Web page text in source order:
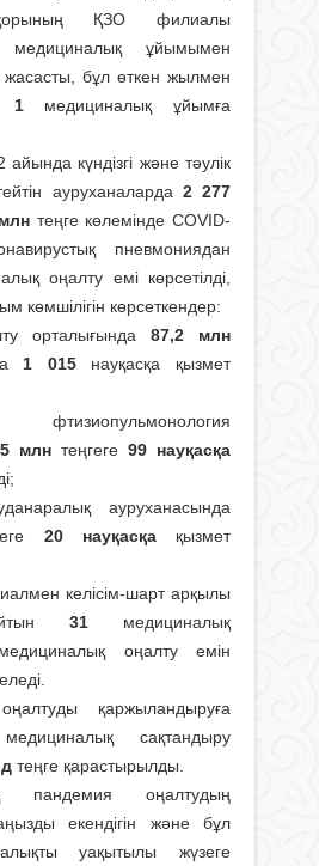
ҚЗО филиалы
медициналық ұйымымен
жасасты, бұл өткен жылмен
1 медициналық ұйымға
күндізгі және тәулік
ауруханаларда 2 277
теңге көлемінде COVID-
пневмониядан
оңалту емі көрсетілді,
көмшілігін көрсеткендер:
орталығында 87,2 млн
1 015науқасқа қызмет
млн теңгеге 99 науқасқа
ауруханасында
20 науқасқақызмет
келісім-шарт арқылы
31 медициналық
оңалту емін
қаржыландыруға
сақтандыру
теңге қарастырылды.
пандемия оңалтудың
екендігін және бұл
уақытылы жүзеге